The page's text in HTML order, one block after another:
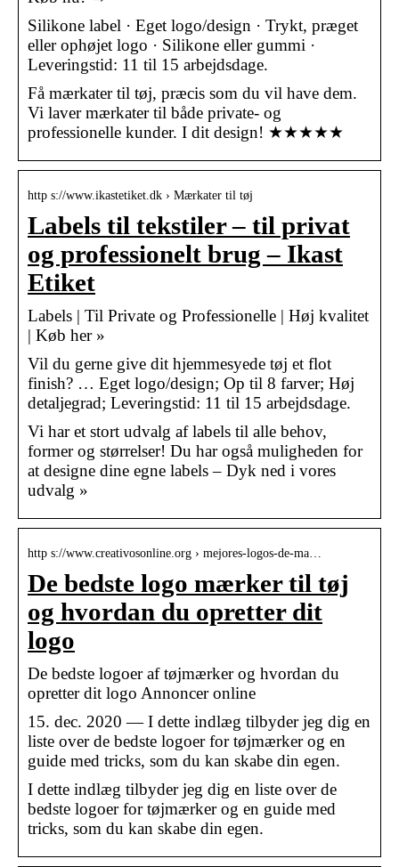
Silikone label · Eget logo/design · Trykt, præget
eller ophøjet logo · Silikone eller gummi ·
Leveringstid: 11 til 15 arbejdsdage.
Få mærkater til tøj, præcis som du vil have dem.
Vi laver mærkater til både private- og
professionelle kunder. I dit design! ★★★★★
http s://www.ikastetiket.dk › Mærkater til tøj
Labels til tekstiler – til privat
og professionelt brug – Ikast
Etiket
Labels | Til Private og Professionelle | Høj kvalitet
| Køb her »
Vil du gerne give dit hjemmesyede tøj et flot
finish? … Eget logo/design; Op til 8 farver; Høj
detaljegrad; Leveringstid: 11 til 15 arbejdsdage.
Vi har et stort udvalg af labels til alle behov,
former og størrelser! Du har også muligheden for
at designe dine egne labels – Dyk ned i vores
udvalg »
http s://www.creativosonline.org › mejores-logos-de-ma…
De bedste logo mærker til tøj
og hvordan du opretter dit
logo
De bedste logoer af tøjmærker og hvordan du
opretter dit logo Annoncer online
15. dec. 2020 — I dette indlæg tilbyder jeg dig en
liste over de bedste logoer for tøjmærker og en
guide med tricks, som du kan skabe din egen.
I dette indlæg tilbyder jeg dig en liste over de
bedste logoer for tøjmærker og en guide med
tricks, som du kan skabe din egen.